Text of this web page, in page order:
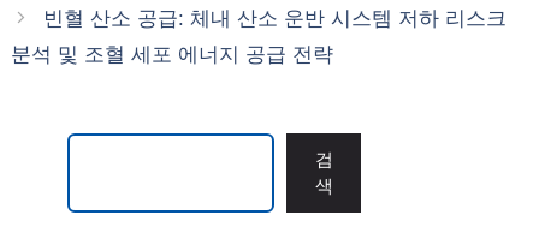
빈혈 산소 공급: 체내 산소 운반 시스템 저하 리스크
분석 및 조혈 세포 에너지 공급 전략
검
색